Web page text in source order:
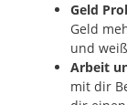
Geld
Geld
und
Arbeit
mit dir